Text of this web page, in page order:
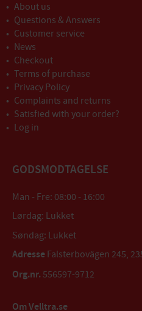
About us
Questions & Answers
Customer service
News
Checkout
Terms of purchase
Privacy Policy
Complaints and returns
Satisfied with your order?
Log in
GODSMODTAGELSE
Man - Fre: 08:00 - 16:00
Lørdag: Lukket
Søndag: Lukket
Adresse Falsterbovägen 245,
Org.nr. 556597-9712
Om Velltra.se